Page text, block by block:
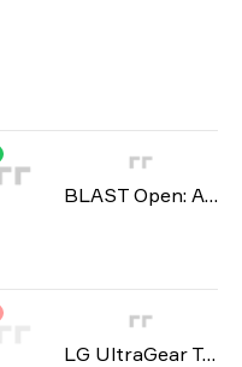
BLAST Open: Asian Qualifier Fall 2026
LG UltraGear Tournament 2026